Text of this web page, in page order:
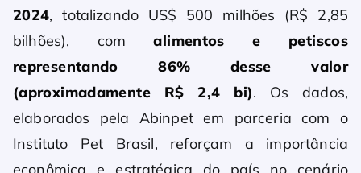
2024, totalizando US$ 500 milhões (R$ 2,85
bilhões), comalimentos e petiscos
representando 86% desse valor
(aproximadamente R$ 2,4 bi). Os dados,
elaborados pela Abinpet em parceria com o
Instituto Pet Brasil, reforçam a importância